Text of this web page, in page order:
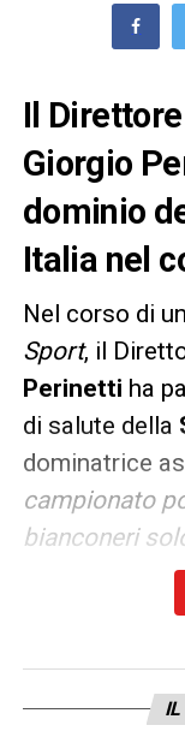
Il
Giorgio
dominio
Italia nel
Nel corso di
Sport, il
Perinetti ha
di salute della
dominatrice
campionato
bianconeri
progetti
precisa e
importanti. Il
IL